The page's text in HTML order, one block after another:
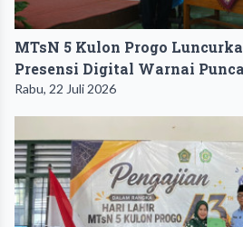
MTsN 5 Kulon Progo
Presensi Digital Warnai
Rabu, 22 Juli 2026